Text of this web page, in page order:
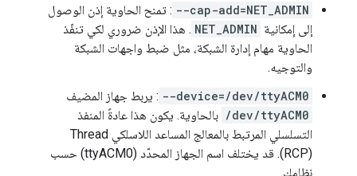
--cap-add=NET_ADMIN : تمنح الحاوية إذن الوصول
إلى إمكانية NET_ADMIN . هذا الإذن ضروري لكي تنفّذ
الحاوية مهام إدارة الشبكة، مثل ضبط واجهات الشبكة
والتوجيه.
--device=/dev/ttyACM0 : يربط جهاز المضيف
/dev/ttyACM0 بالحاوية. يكون هذا عادةً المنفذ
التسلسلي المرتبط بالمعالج المساعد اللاسلكي Thread
(RCP). قد يختلف اسم الجهاز المحدّد (ttyACM0) حسب
نظامك.